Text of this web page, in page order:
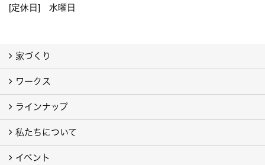
[定休日] 水曜日
家づくり
わたしたちの想い
地震や火災に強い家
家族一緒に幸せ、ひとりでも幸せ
しあわせ住まいLABO
ワークス
お客様の声
注文住宅フォトギャラリー
建売住宅フォトギャラリー（別サイト）
旧 注文住宅 施工事例（別サイト）
ラインナップ
私たちの家
ラビングホームの家「type L」「type S」
例えば ピアノが思い切り弾ける家「地下室」
私たちについて
会社案内
代表挨拶
スタッフブログ
ISO9001
トピックス
事業所／店舗／モデルハウス
プライバシーポリシー
YouTube チャンネル
提携している法律事務所
イベント